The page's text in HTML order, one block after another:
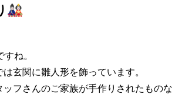
🎎
ね。
玄関に雛人形を飾っています。
ッフさんのご家族が手作りされたものな